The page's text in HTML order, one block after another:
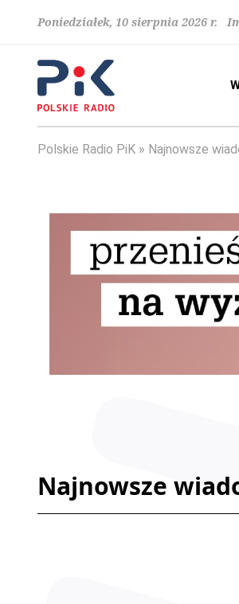
Poniedziałek, 10 sierpnia 2026 r.
Polskie Radio PiK Najnowsze
Najnowsze